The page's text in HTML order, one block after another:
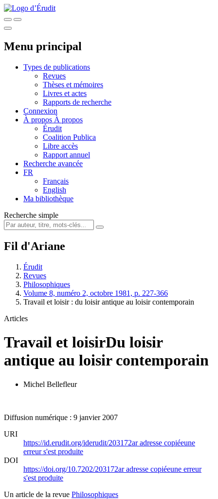
Menu principal
Types de publications
Revues
Thèses et mémoires
Livres et actes
Rapports de recherche
Connexion
À propos À propos
Érudit
Coalition Publica
Libre accès
Rapport annuel
Recherche avancée
FR
Français
English
Ma bibliothèque
Recherche simple
Fil d'Ariane
Érudit
Revues
Philosophiques
Volume 8, numéro 2, octobre 1981, p. 227-366
Travail et loisir : du loisir antique au loisir contemporain
Articles
Travail et loisirDu loisir
antique au loisir contemporain
Michel Bellefleur
Diffusion numérique : 9 janvier 2007
URI
https://id.erudit.org/iderudit/203172aradresse copiéeune
erreur s'est produite
DOI
https://doi.org/10.7202/203172aradresse copiéeune erreur
s'est produite
Un article de la revue Philosophiques